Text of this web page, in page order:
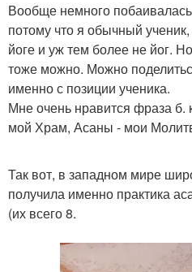
Вообще немного побаивалась
потому что я обычный
йоге и уж тем более не йог.
тоже можно. Можно
именно с позиции ученика.
Мне очень нравится фраза б.
мой Храм, Асаны - мои
Так вот, в западном мире
получила именно практика
(их всего 8.